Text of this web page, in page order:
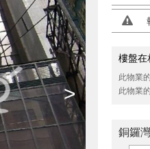
>
樓盤在
此物業
此物業
銅鑼